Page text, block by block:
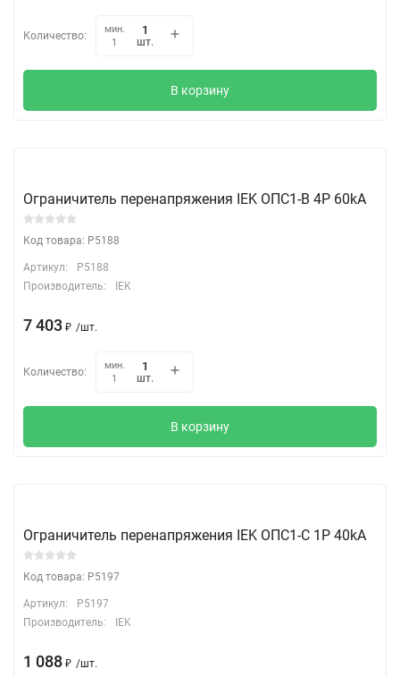
Количество:
мин.
1
шт.
В корзину
Ограничитель перенапряжения IEK ОПС1-B 4Р 60kA
Код товара: P5188
Артикул:
P5188
Производитель:
IEK
7 403 ₽ /шт.
Количество:
мин.
1
шт.
В корзину
Ограничитель перенапряжения IEK ОПС1-C 1Р 40kA
Код товара: P5197
Артикул:
P5197
Производитель:
IEK
1 088 ₽ /шт.